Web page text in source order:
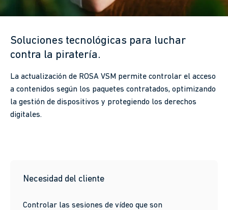
Soluciones tecnológicas para luchar
contra la piratería.
La actualización de ROSA VSM permite controlar el acceso
a contenidos según los paquetes contratados, optimizando
la gestión de dispositivos y protegiendo los derechos
digitales.
Necesidad del cliente
Controlar las sesiones de vídeo que son